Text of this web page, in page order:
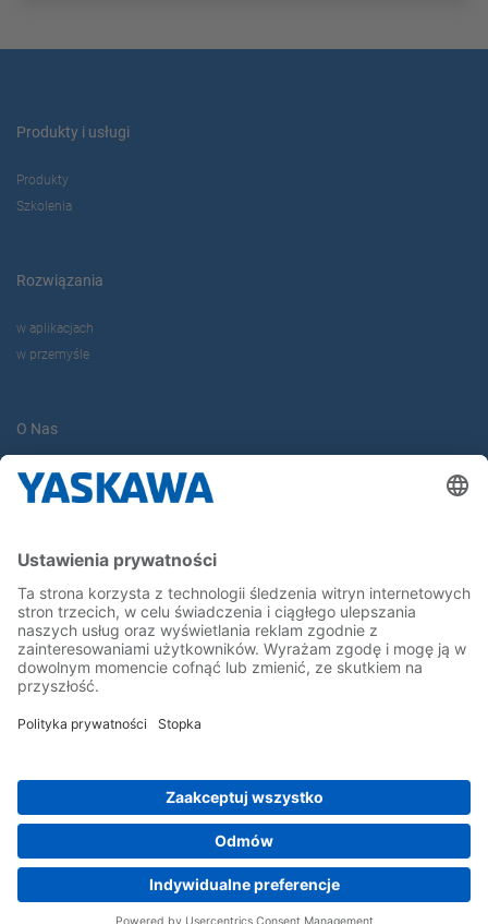
Produkty i usługi
Produkty
Szkolenia
Rozwiązania
w aplikacjach
w przemyśle
O Nas
Yaskawa Europe Gmbh
Yaskawa Polska
Kariera
Bądź z nami na bieżąco
Ogólne warunki dostaw i płatności
Stopka redakcyjna
Polityka prywatności
Cookie Choices
Whistleblowing